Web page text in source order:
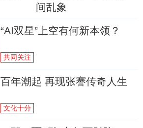
间乱象
“AI双星”上空有何新本领？
共同关注
百年潮起 再现张謇传奇人生
文化十分